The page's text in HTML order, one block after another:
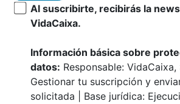
Al suscribirte, recibirás la
VidaCaixa.
Información básica sobre
datos: Responsable: VidaCaixa,
Gestionar tu suscripción y
solicitada | Base jurídica: